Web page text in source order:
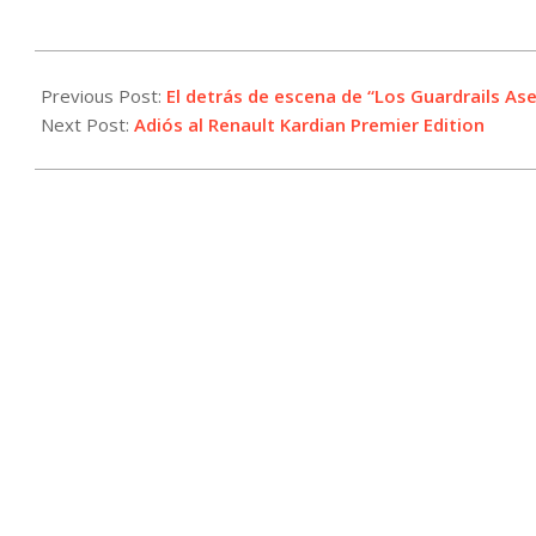
07-
28
Previous Post: El detrás de escena de “Los Guardrails
Next Post: Adiós al Renault Kardian Premier Edition